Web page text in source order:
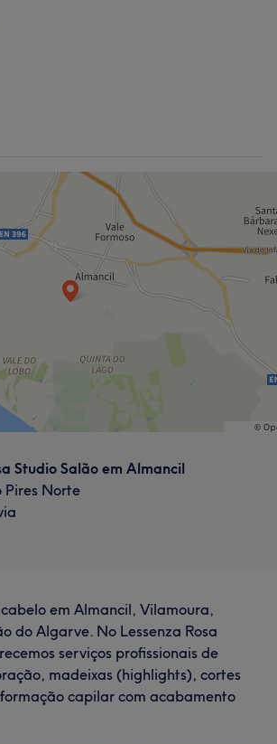
Studio Salão em Almancil
Pires Norte
em Almancil, Vilamoura,
do Algarve. No Lessenza Rosa
serviços profissionais de
madeixas (highlights), cortes
capilar com acabamento